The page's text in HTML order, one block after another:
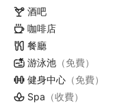
酒吧
咖啡店
餐廳
游泳池 （免費）
健身中心 （免費）
Spa （收費）